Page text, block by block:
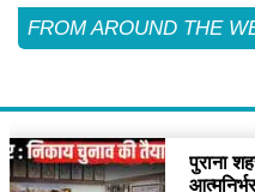
FROM AROUND THE